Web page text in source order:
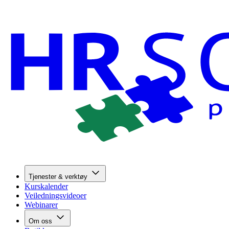
Tjenester & verktøy
Kurskalender
Veiledningsvideoer
Webinarer
Om oss